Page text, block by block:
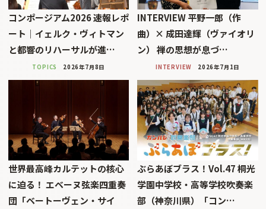
コンポージアム2026 速報レポ
ート｜イェルク・ヴィトマン
と都響のリハーサルが進…
TOPICS 2026年7月8日
INTERVIEW 平野一郎（作
曲）× 成田達輝（ヴァイオリ
ン） 禅の思想が息づ…
INTERVIEW 2026年7月1日
世界最高峰カルテットの核心
に迫る！ エベーヌ弦楽四重奏
団「ベートーヴェン・サイ
ぶらあぼブラス！Vol.47 桐光
学園中学校・高等学校吹奏楽
部（神奈川県）「コン…